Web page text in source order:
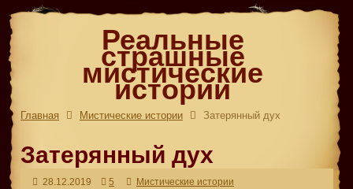
Реальные
страшные
мистические
истории
Главная Мистические истории Затерянный дух
Затерянный дух
28.12.2019 5 Мистические истории